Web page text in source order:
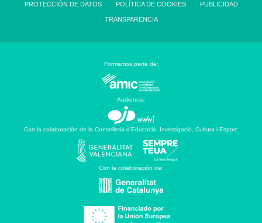
PROTECCIÓN DE DATOS POLÍTICA DE COOKIES PUBLICIDAD
TRANSPARENCIA
Formamos parte de:
Audiencia:
Con la colaboración de la Conselleria d’Educació, Investigació, Cultura i Esport:
Con la colaboración de: